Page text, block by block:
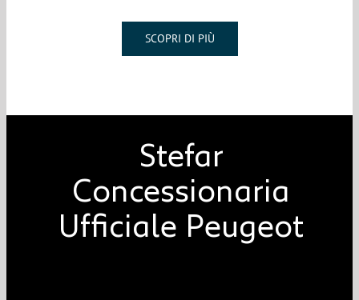
SCOPRI DI PIÙ
Stefar
Concessionaria
Ufficiale Peugeot